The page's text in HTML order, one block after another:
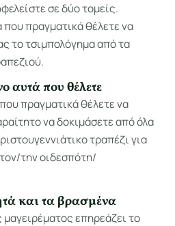
σε δύο τομείς.
που πραγματικά θέλετε να
το τσιμπολόγημα από τα
αυτά που θέλετε
πραγματικά θέλετε να
να δοκιμάσετε από όλα
τραπέζι για
την οιδεσπότη/
και τα βρασμένα
μαγειρέματος επηρεάζει το